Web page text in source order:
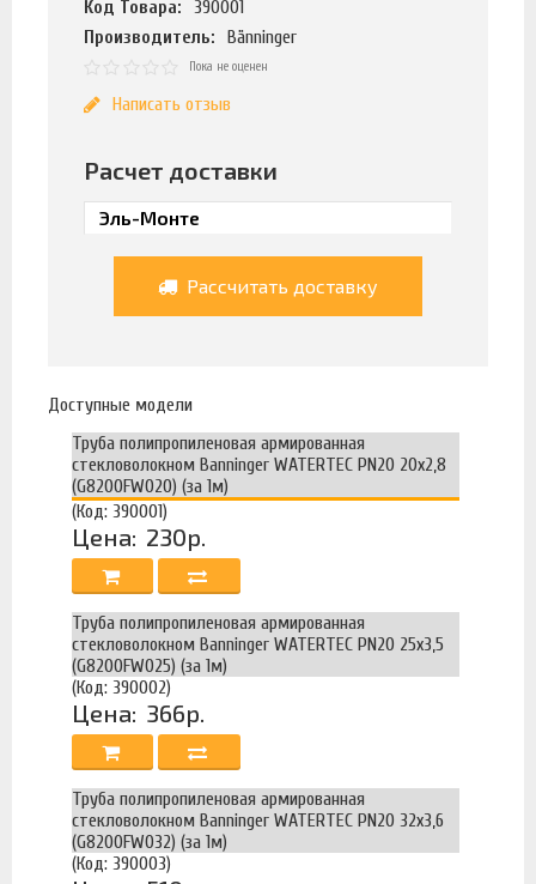
Код Товара:
390001
Производитель:
Bänninger
Пока не оценен
Написать отзыв
Расчет доставки
Рассчитать доставку
Доступные модели
Труба полипропиленовая армированная
стекловолокном Banninger WATERTEC PN20 20х2,8
(G8200FW020) (за 1м)
(Код: 390001)
Цена: 230р.
Труба полипропиленовая армированная
стекловолокном Banninger WATERTEC PN20 25х3,5
(G8200FW025) (за 1м)
(Код: 390002)
Цена: 366р.
Труба полипропиленовая армированная
стекловолокном Banninger WATERTEC PN20 32х3,6
(G8200FW032) (за 1м)
(Код: 390003)